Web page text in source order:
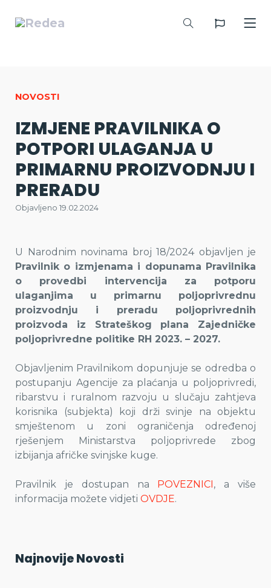
NOVOSTI
IZMJENE PRAVILNIKA O
POTPORI ULAGANJA U
PRIMARNU PROIZVODNJU I
PRERADU
Objavljeno 19.02.2024
U Narodnim novinama broj 18/2024 objavljen je
Pravilnik o izmjenama i dopunama Pravilnika
o provedbi intervencija za potporu
ulaganjima u primarnu poljoprivrednu
proizvodnju i preradu poljoprivrednih
proizvoda iz Strateškog plana Zajedničke
poljoprivredne politike RH 2023. – 2027.
Objavljenim Pravilnikom dopunjuje se odredba o
postupanju Agencije za plaćanja u poljoprivredi,
ribarstvu i ruralnom razvoju u slučaju zahtjeva
korisnika (subjekta) koji drži svinje na objektu
smještenom u zoni ograničenja određenoj
rješenjem Ministarstva poljoprivrede zbog
izbijanja afričke svinjske kuge.
Pravilnik je dostupan na POVEZNICI, a više
informacija možete vidjeti OVDJE.
Najnovije Novosti